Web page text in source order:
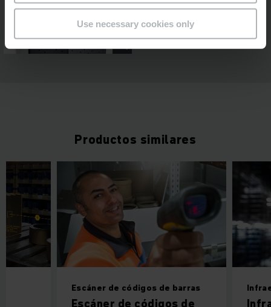
Use necessary cookies only
Productos similares
Escáner de códigos de barras
Escáner de códigos de